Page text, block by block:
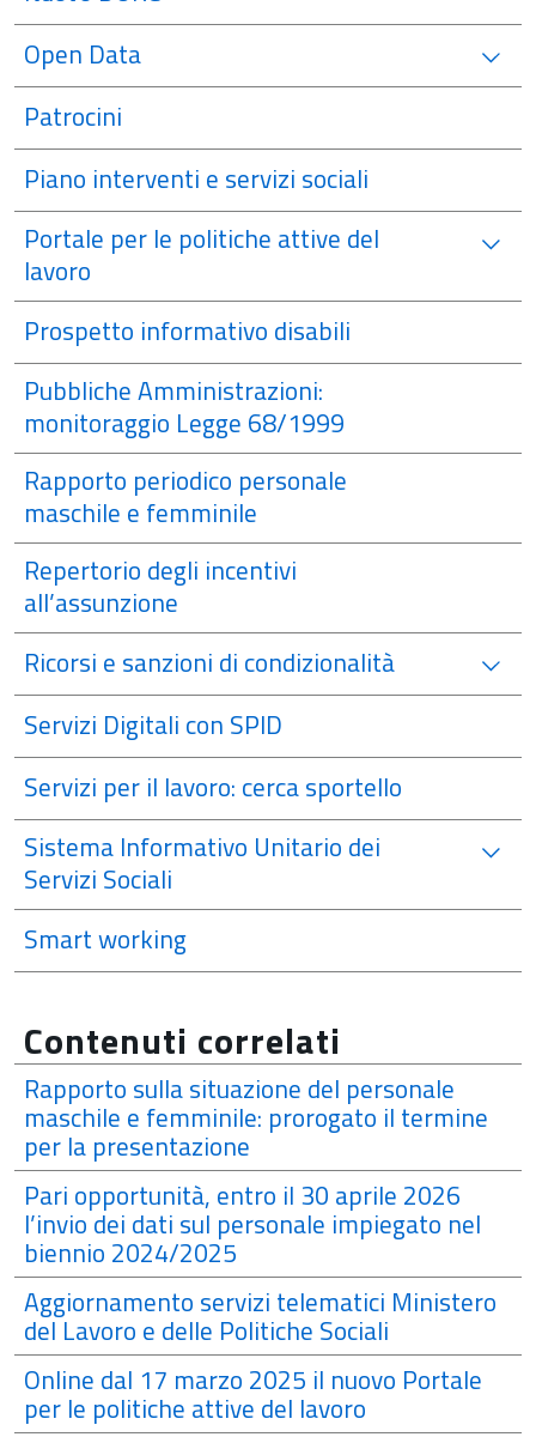
Open Data
Patrocini
Piano interventi e servizi sociali
Portale per le politiche attive del
lavoro
Prospetto informativo disabili
Pubbliche Amministrazioni:
monitoraggio Legge 68/1999
Rapporto periodico personale
maschile e femminile
Repertorio degli incentivi
all’assunzione
Ricorsi e sanzioni di condizionalità
Servizi Digitali con SPID
Servizi per il lavoro: cerca sportello
Sistema Informativo Unitario dei
Servizi Sociali
Smart working
Contenuti correlati
Rapporto sulla situazione del personale
maschile e femminile: prorogato il termine
per la presentazione
Pari opportunità, entro il 30 aprile 2026
l’invio dei dati sul personale impiegato nel
biennio 2024/2025
Aggiornamento servizi telematici Ministero
del Lavoro e delle Politiche Sociali
Online dal 17 marzo 2025 il nuovo Portale
per le politiche attive del lavoro